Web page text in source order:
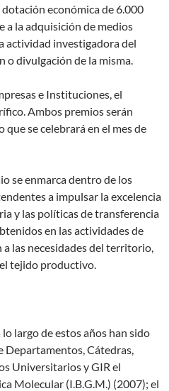
económica de 6.000
a la adquisición de medios
actividad investigadora del
o divulgación de la misma.
e Instituciones, el
Ambos premios serán
se celebrará en el mes de
se enmarca dentro de los
a impulsar la excelencia
y las políticas de transferencia
en las actividades de
las necesidades del territorio,
tejido productivo.
largo de estos años han sido
Departamentos, Cátedras,
Universitarios y GIR el
Molecular (I.B.G.M.) (2007); el